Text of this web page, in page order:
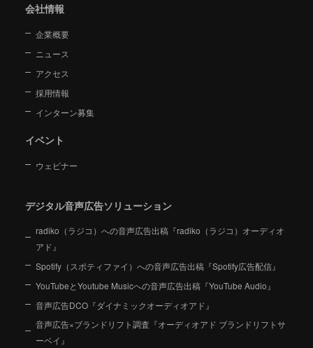
会社情報
企業概要
ニュース
アクセス
採用情報
インターン募集
イベント
ウェビナー
デジタル音声広告ソリューション
radiko（ラジコ）への音声広告出稿『radiko（ラジコ）オーディオ
アド』
Spotify（スポティファイ）への音声広告出稿『Spotify広告配信』
YouTubeとYoutube Musicへの音声広告出稿『YouTube Audio』
音声広告DCO『ダイナミックオーディオアド』
音声広告×ブランドリフト調査『オーディオアド ブランドリフトサ
ーベイ』